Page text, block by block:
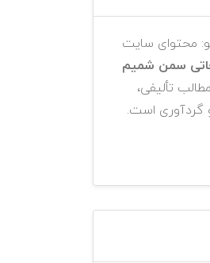
محتوای سایت
سمن شمیم
تألیفی،
گردآوری است.